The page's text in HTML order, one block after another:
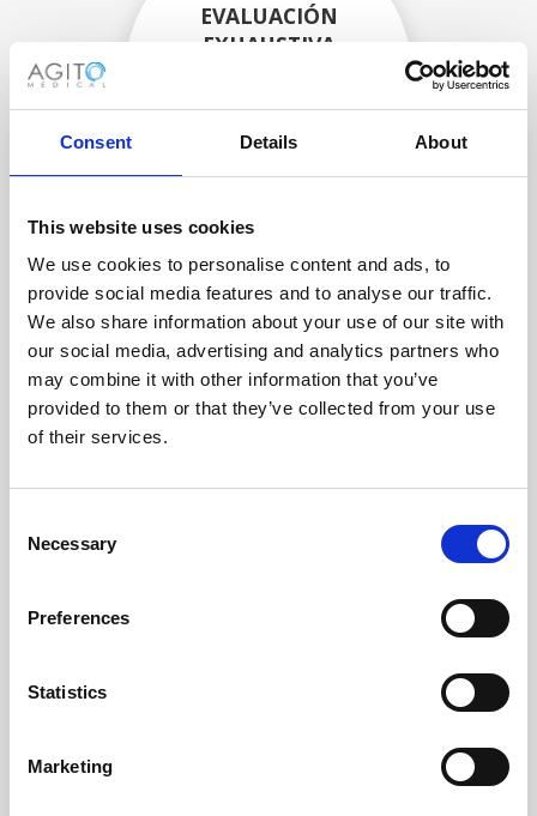
Consent Details About
This website uses cookies
We use cookies to personalise content and ads, to
provide social media features and to analyse our traffic.
We also share information about your use of our site with
our social media, advertising and analytics partners who
may combine it with other information that you’ve
provided to them or that they’ve collected from your use
of their services.
Selection
Necessary
Preferences
Statistics
Marketing
EVALUACIÓN
EXHAUSTIVA
cuidadosamente cada escáner
y sus componentes.
RECUPERÁNDOSE
CON CUIDADO
Las piezas utilizables se
recuperan meticulosamente en
un entorno seguro de ESD, lo
daños ni contaminación.